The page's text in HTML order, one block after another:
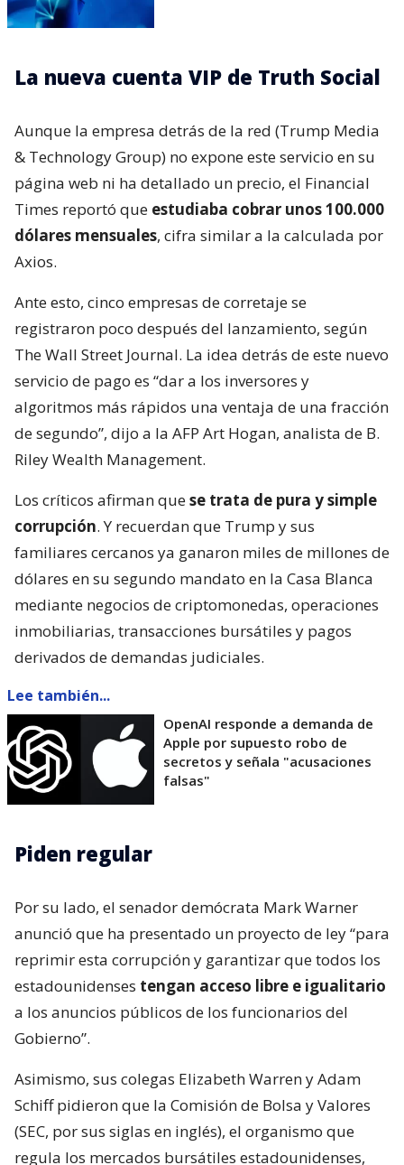
La nueva cuenta VIP de Truth Social
Aunque la empresa detrás de la red (Trump Media
& Technology Group) no expone este servicio en su
página web ni ha detallado un precio, el Financial
Times reportó que estudiaba cobrar unos 100.000
dólares mensuales, cifra similar a la calculada por
Axios.
Ante esto, cinco empresas de corretaje se
registraron poco después del lanzamiento, según
The Wall Street Journal. La idea detrás de este nuevo
servicio de pago es “dar a los inversores y
algoritmos más rápidos una ventaja de una fracción
de segundo”, dijo a la AFP Art Hogan, analista de B.
Riley Wealth Management.
Los críticos afirman quese trata de pura y simple
corrupción. Y recuerdan que Trump y sus
familiares cercanos ya ganaron miles de millones de
dólares en su segundo mandato en la Casa Blanca
mediante negocios de criptomonedas, operaciones
inmobiliarias, transacciones bursátiles y pagos
derivados de demandas judiciales.
Lee también...
OpenAI responde a demanda de
Apple por supuesto robo de
secretos y señala "acusaciones
falsas"
Piden regular
Por su lado, el senador demócrata Mark Warner
anunció que ha presentado un proyecto de ley “para
reprimir esta corrupción y garantizar que todos los
estadounidenses tengan acceso libre e igualitario
a los anuncios públicos de los funcionarios del
Gobierno”.
Asimismo, sus colegas Elizabeth Warren y Adam
Schiff pidieron que la Comisión de Bolsa y Valores
(SEC, por sus siglas en inglés), el organismo que
regula los mercados bursátiles estadounidenses,